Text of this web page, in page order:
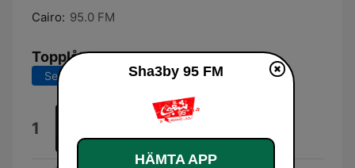
Cairo: 95.0 FM
Topplåtar
Senaste 7 dagarna Senaste 30 dagarna
1 تامر حسني
CAP MAN
Sha3by 95 FM
HÄMTA APP